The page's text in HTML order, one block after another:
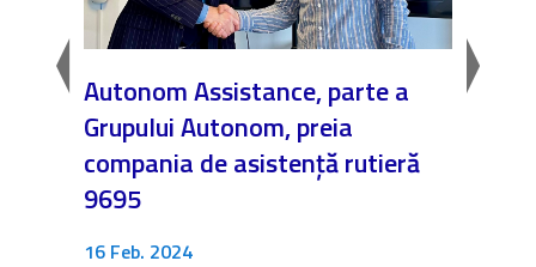
Autonom Assistance, parte a
Grupului Autonom, preia
compania de asistență rutieră
9695
16 Feb. 2024